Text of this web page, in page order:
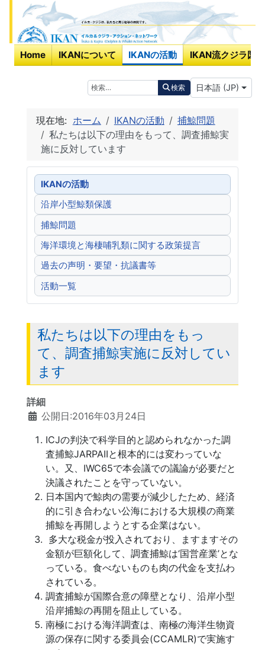
検索 検索 あなたが使う言
日本語 (JP)
Home IKANについて IKANの活動 IKAN流クジラ図鑑
現在地: ホーム IKANの活動
捕鯨問題
私たちは以下の理由をもって、調査捕鯨実
施に反対しています
IKANの活動
沿岸小型鯨類保護
捕鯨問題
海洋環境と海棲哺乳類に関する政策提言
過去の声明・要望・抗議書等
活動一覧
私たちは以下の理由をもっ
て、調査捕鯨実施に反対してい
ます
詳細
公開日:2016年03月24日
ICJの判決で科学目的と認められなかった調
査捕鯨JARPAIIと根本的には変わっていな
い。又、IWC65で本会議での議論が必要だと
決議されたことを守っていない。
日本国内で鯨肉の需要が減少したため、経済
的に引き合わない公海における大規模の商業
捕鯨を再開しようとする企業はない。
多大な税金が投入されており、ますますその
金額が巨額化して、調査捕鯨は‘国営産業’とな
っている。食べないものも肉の代金を支払わ
されている。
調査捕鯨が国際合意の障壁となり、沿岸小型
沿岸捕鯨の再開を阻止している。
南極における海洋調査は、南極の海洋生物資
源の保存に関する委員会(CCAMLR)で実施す